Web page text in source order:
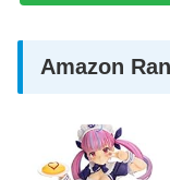
Amazon